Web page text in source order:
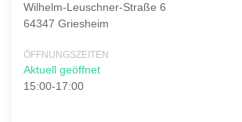
Wilhelm-Leuschner-Straße 6
64347 Griesheim
ÖFFNUNGSZEITEN
Aktuell geöffnet
15:00-17:00